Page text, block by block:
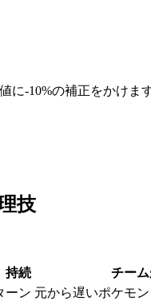
に-10%の補正をかけま
技
持続
チー
ーン 元から遅いポケモ